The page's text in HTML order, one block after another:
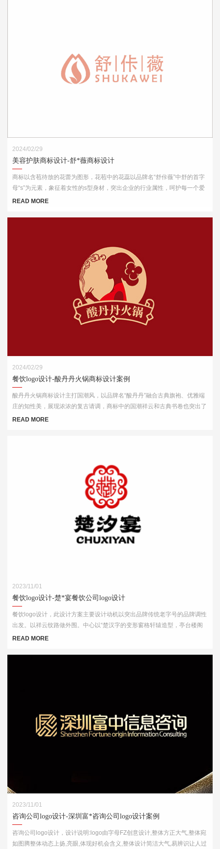
2024/02/29
美容护肤商标设计-舒*薇商标设计
商标以含苞待放的花蕾为图形，花苞中的花蕊以品牌名“舒佧薇”中舒的首字
母“s”为元素，象征着女性的s型身材，突出企业的行业属性，呵护每一个爱
美的你。
READ MORE
2024/02/29
餐饮logo设计-酸丹丹火锅商标设计案例
酸丹丹火锅商标设计主打国潮风，以品牌名“酸丹丹”融合古典旗袍、优雅端
庄的知性美，展现浓浓的复古请调，商标中的国潮祥云和古典书卷也突出了
中式元素，“祥云”又代表了吉祥，喜庆，幸福，更有人间烟火的气息，象征
READ MORE
2023/11/01
餐饮logo设计-楚*宴餐饮公司logo设计
餐饮logo设计，此设计方案主要设计动机以突出品牌传统老字号的品牌调性
出发。以祥云纹路做外围。中心以“楚汉字的变形窗格轩辕造型，亭台楼阁
酒肆的视觉印象，链接企业的行业特征
READ MORE
2023/11/01
咨询公司logo设计-深圳富*咨询公司logo设计案例
咨询公司logo设计，设计说明:logo由字母FZ创意设计,整体方正大气,整体宛
如图腾整体动态上扬,亮眼,体现好机会含义,整体设计简洁大气,易辨识让人过